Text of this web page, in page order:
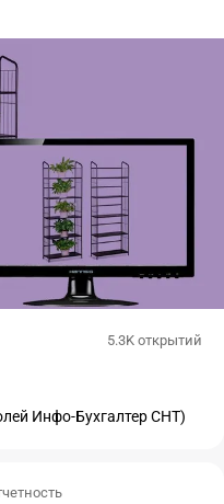
5.3K открытий
Инфо-Бухгалтер СНТ)